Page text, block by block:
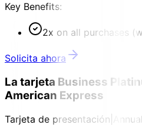
Key Benefits:
2x on all purchases
Solicita ahora
La tarjeta Business
American Express
Tarjeta de presentación